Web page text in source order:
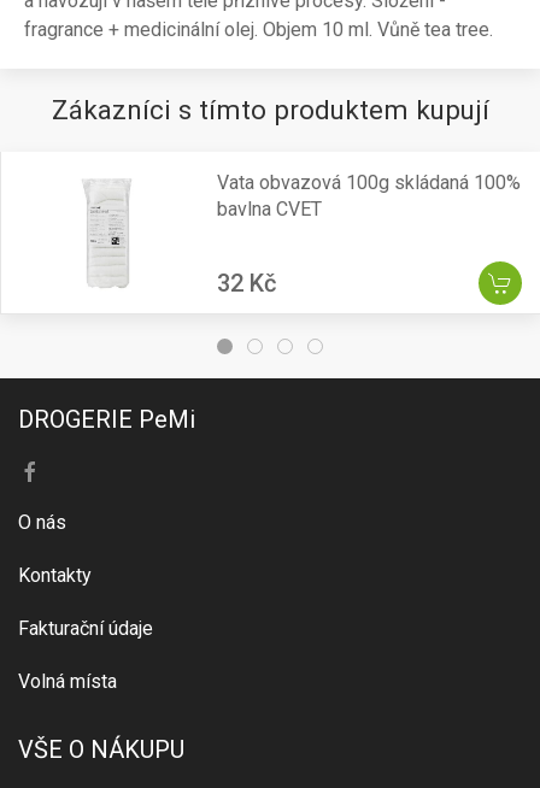
fragrance + medicinální olej. Objem 10 ml. Vůně tea tree.
Zákazníci s tímto produktem kupují
Vata obvazová 100g skládaná 100%
bavlna CVET
32 Kč
DROGERIE PeMi
O nás
Kontakty
Fakturační údaje
Volná místa
VŠE O NÁKUPU